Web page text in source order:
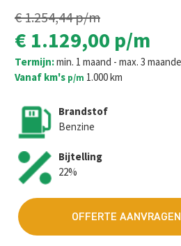
€ 1.254,44p/m
€ 1.129,00 p/m
Termijn:min. 1 maand - max. 3
Vanaf km's p/m 1.000 km
Brandstof
Benzine
Bijtelling
22%
OFFERTE AANVRAGEN